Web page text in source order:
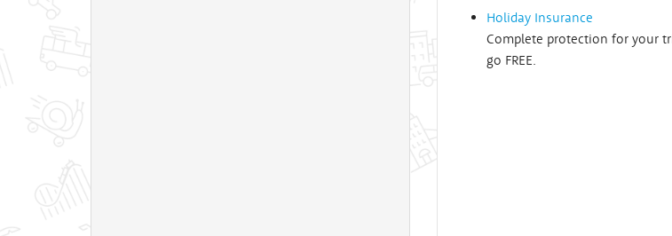
Holiday Insurance
Complete protection for your
go FREE.